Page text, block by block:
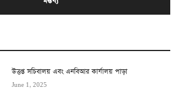
উত্তপ্ত সচিবালয় এবং এনবিআর কার্যালয় পাড়া
June 1, 2025